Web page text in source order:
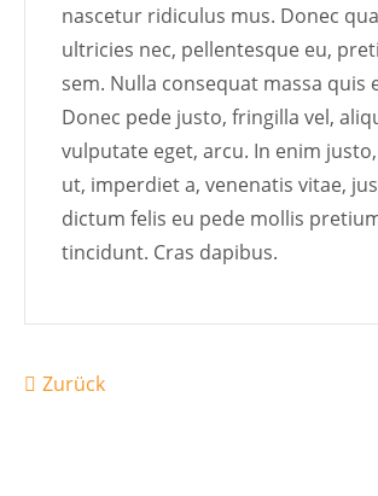
nascetur ridiculus mus. Donec
ultricies nec, pellentesque eu,
sem. Nulla consequat massa quis
Donec pede justo, fringilla vel,
vulputate eget, arcu. In enim
ut, imperdiet a, venenatis vitae,
dictum felis eu pede mollis
tincidunt. Cras dapibus.
Zurück